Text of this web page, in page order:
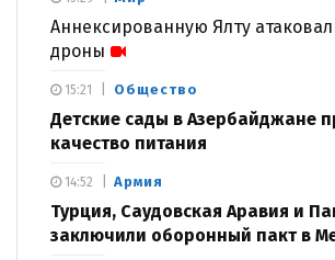
Аннексированную Ялту
дроны
Общество
Детские сады в Азербайджане
качество питания
15:21
Армия
Турция, Саудовская Аравия и
заключили оборонный пакт в
14:52